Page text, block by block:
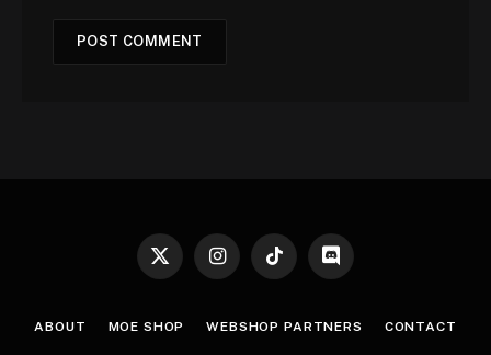
X
InstagramTikTok Discord
ABOUT MOE SHOP WEBSHOP PARTNERS CONTACT